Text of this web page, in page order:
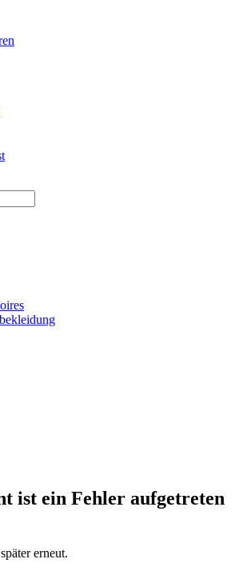
ist ein Fehler aufgetreten
erneut.